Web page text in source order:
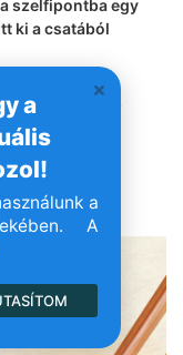
a
a
A
szelfipontba egy
ki a csatából
csap